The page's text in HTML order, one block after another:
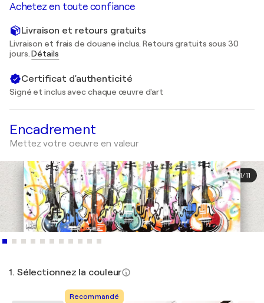
Achetez en toute confiance
Livraison et retours gratuits
Livraison et frais de douane inclus. Retours gratuits sous 30
jours.Détails
Certificat d'authenticité
Signé et inclus avec chaque œuvre d'art
Encadrement
Mettez votre oeuvre en valeur
1/11
1. Sélectionnez la couleur
Recommandé